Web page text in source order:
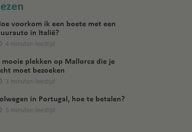
voorkom ik een boete met een
in Italië?
4 minuten leestijd
mooie plekken op Mallorca die je
moet bezoeken
3 minuten leestijd
in Portugal, hoe te betalen?
5 minuten leestijd